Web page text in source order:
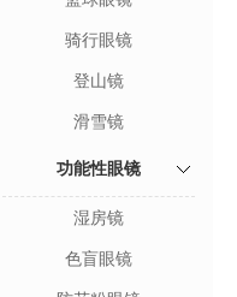
骑行眼镜
登山镜
滑雪镜
功能性眼镜
湿房镜
色盲眼镜